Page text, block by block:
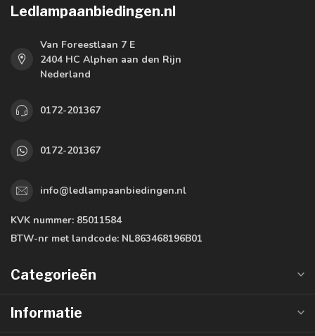
Ledlampaanbiedingen.nl
Van Foreestlaan 7 E
2404 HC Alphen aan den Rijn
Nederland
0172-201367
0172-201367
info@ledlampaanbiedingen.nl
KVK nummer: 85011584
BTW-nr met landcode: NL863468196B01
Categorieën
Informatie